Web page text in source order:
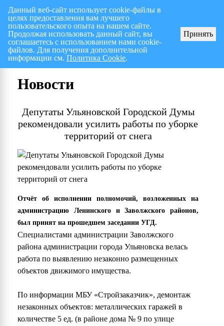
Перспективный план работ на I полугодие 2026 г.
Новости
Депутаты Ульяновской Городской Думы
рекомендовали усилить работы по уборке
территорий от снега
Отчёт об исполнении полномочий, возложенных на
администрацию Ленинского и Заволжского районов,
был принят на прошедшем заседании УГД.
Специалистами администрации Заволжского
района администрации города Ульяновска велась
работа по выявлению незаконно размещенных
объектов движимого имущества.
По информации МБУ «Стройзаказчик», демонтаж
незаконных объектов: металлических гаражей в
количестве 5 ед. (в районе дома № 9 по улице
Данный веб-сайт использует cookie-файлы в
целях предоставления вам лучшего
пользовательского опыта на нашем сайте.
Продолжая использовать данный сайт, вы
соглашаетесь с использованием нами cookie-
файлов. Для получения дополнительной
информации см.Политика Cookie.
Принять